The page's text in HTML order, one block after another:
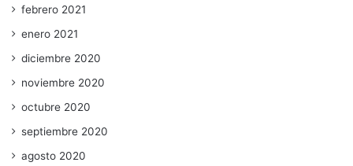
febrero 2021
enero 2021
diciembre 2020
noviembre 2020
octubre 2020
septiembre 2020
agosto 2020